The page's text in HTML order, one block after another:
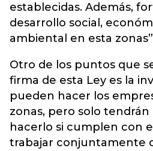
establecidas. Además,
desarrollo social,
ambiental en esta
Otro de los puntos que
firma de esta Ley es la
pueden hacer los
zonas, pero solo
hacerlo si cumplen con
trabajar conjuntamente